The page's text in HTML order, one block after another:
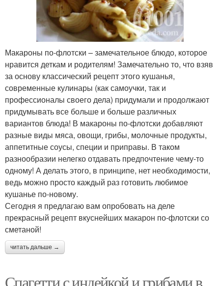
Макароны по-флотски – замечательное блюдо, которое
нравится деткам и родителям! Замечательно то, что взяв
за основу классический рецепт этого кушанья,
современные кулинары (как самоучки, так и
профессионалы своего дела) придумали и продолжают
придумывать все больше и больше различных
вариантов блюда! В макароны по-флотски добавляют
разные виды мяса, овощи, грибы, молочные продукты,
аппетитные соусы, специи и приправы. В таком
разнообразии нелегко отдавать предпочтение чему-то
одному! А делать этого, в принципе, нет необходимости,
ведь можно просто каждый раз готовить любимое
кушанье по-новому.
Сегодня я предлагаю вам опробовать на деле
прекрасный рецепт вкуснейших макарон по-флотски со
сметаной!
читать дальше →